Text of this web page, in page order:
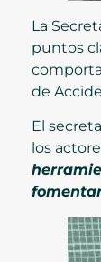
La
puntos
de
El
los